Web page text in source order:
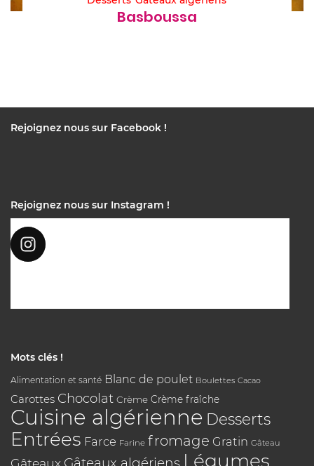
Basboussa
Rejoignez nous sur Facebook !
Rejoignez nous sur Instagram !
Mots clés !
Alimentation et santé Blanc de poulet Boulettes Cacao
Carottes Chocolat Crème Crème fraîche
Cuisine algérienne Desserts
Entrées Farce Farine fromage Gratin Gâteau
Gâteaux Gâteaux algériens Légumes